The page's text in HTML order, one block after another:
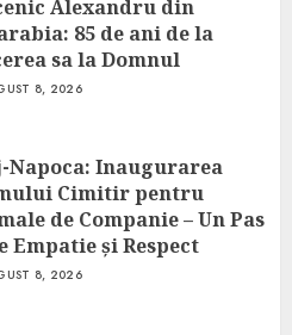
Alexandru din
85 de ani de la
sa la Domnul
8, 2026
Napoca: Inaugurarea
Cimitir pentru
de Companie – Un Pas
Empatie și Respect
8, 2026